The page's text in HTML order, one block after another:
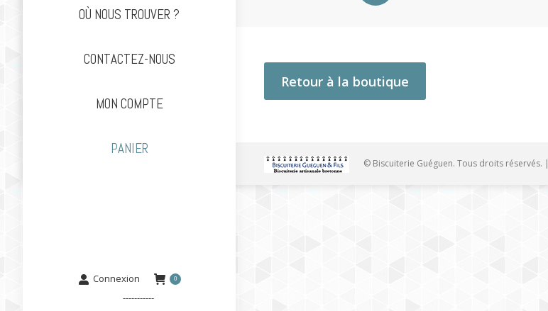
OÙ NOUS TROUVER ?
CONTACTEZ-NOUS
MON COMPTE
PANIER
Connexion 0
-----------
Retour à la boutique
© Biscuiterie Guéguen. Tous droits réservés. |